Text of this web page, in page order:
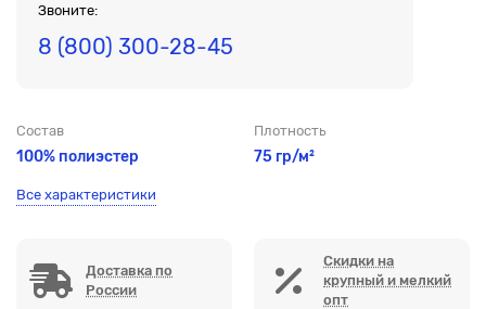
Звоните:
8 (800) 300-28-45
Состав
100% полиэстер
Плотность
75 гр/м²
Все характеристики
Доставка по
России
Скидки на
крупный и мелкий
опт